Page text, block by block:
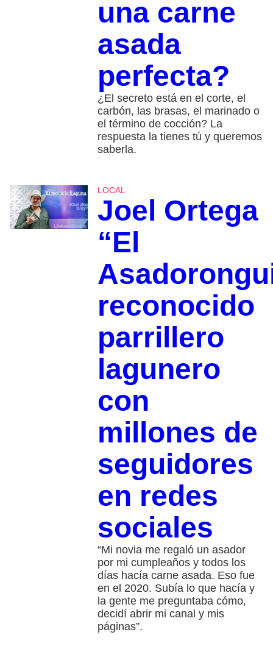
una carne
asada
perfecta?
¿El secreto está en el corte, el
carbón, las brasas, el marinado o
el término de cocción? La
respuesta la tienes tú y queremos
saberla.
LOCAL
Joel Ortega
“El
reconocido
parrillero
lagunero
con
millones de
seguidores
en redes
sociales
“Mi novia me regaló un asador
por mi cumpleaños y todos los
días hacía carne asada. Eso fue
en el 2020. Subía lo que hacía y
la gente me preguntaba cómo,
decidí abrir mi canal y mis
páginas”.